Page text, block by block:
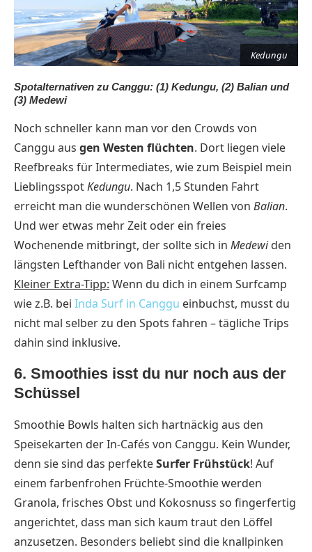
Kedungu
Spotalternativen zu Canggu: (1) Kedungu, (2) Balian und
(3) Medewi
Noch schneller kann man vor den Crowds von
Canggu aus gen Westen flüchten. Dort liegen viele
Reefbreaks für Intermediates, wie zum Beispiel mein
LieblingsspotKedungu. Nach 1,5 Stunden Fahrt
erreicht man die wunderschönen Wellen von Balian.
Und wer etwas mehr Zeit oder ein freies
Wochenende mitbringt, der sollte sich in Medewiden
längsten Lefthander von Bali nicht entgehen lassen.
Kleiner Extra-Tipp: Wenn du dich in einem Surfcamp
wie z.B. bei Inda Surf in Canggu einbuchst, musst du
nicht mal selber zu den Spots fahren – tägliche Trips
dahin sind inklusive.
6. Smoothies isst du nur noch aus der
Schüssel
Smoothie Bowls halten sich hartnäckig aus den
Speisekarten der In-Cafés von Canggu. Kein Wunder,
denn sie sind das perfekteSurfer Frühstück! Auf
einem farbenfrohen Früchte-Smoothie werden
Granola, frisches Obst und Kokosnuss so fingerfertig
angerichtet, dass man sich kaum traut den Löffel
anzusetzen. Besonders beliebt sind die knallpinken